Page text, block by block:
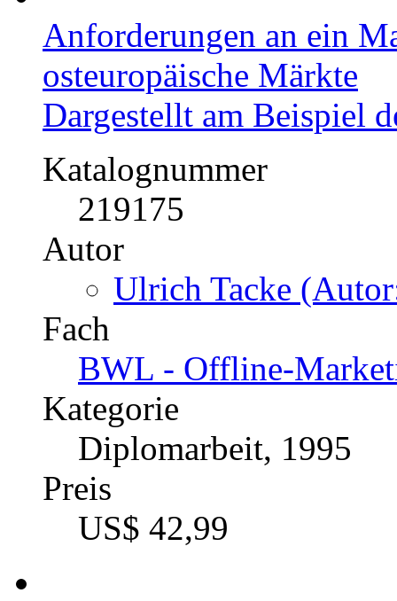
Anforderungen an ein
osteuropäische Märkte
Dargestellt am Beispiel
Katalognummer
219175
Autor
Ulrich Tacke
Fach
BWL - Offline-
Kategorie
Diplomarbeit, 1995
Preis
US$ 42,99